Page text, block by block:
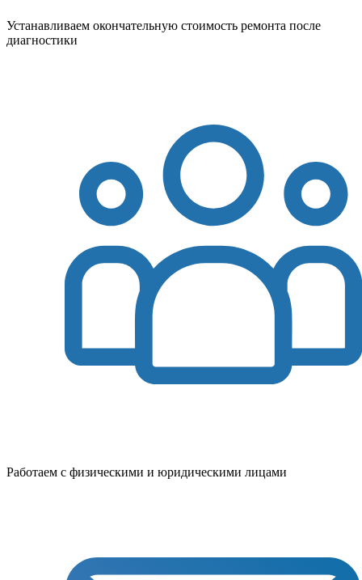
Устанавливаем окончательную стоимость ремонта после
диагностики
Работаем с физическими и юридическими лицами